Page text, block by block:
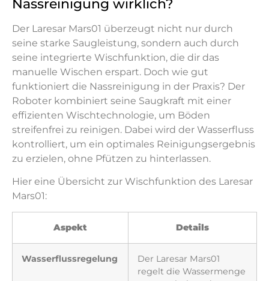
Nassreinigung wirklich?
Der Laresar Mars01 überzeugt nicht nur durch
seine starke Saugleistung, sondern auch durch
seine integrierte Wischfunktion, die dir das
manuelle Wischen erspart. Doch wie gut
funktioniert die Nassreinigung in der Praxis? Der
Roboter kombiniert seine Saugkraft mit einer
effizienten Wischtechnologie, um Böden
streifenfrei zu reinigen. Dabei wird der Wasserfluss
kontrolliert, um ein optimales Reinigungsergebnis
zu erzielen, ohne Pfützen zu hinterlassen.
Hier eine Übersicht zur Wischfunktion des Laresar
Mars01:
Aspekt Details
Wasserflussregelung
Der Laresar Mars01
regelt die Wassermenge